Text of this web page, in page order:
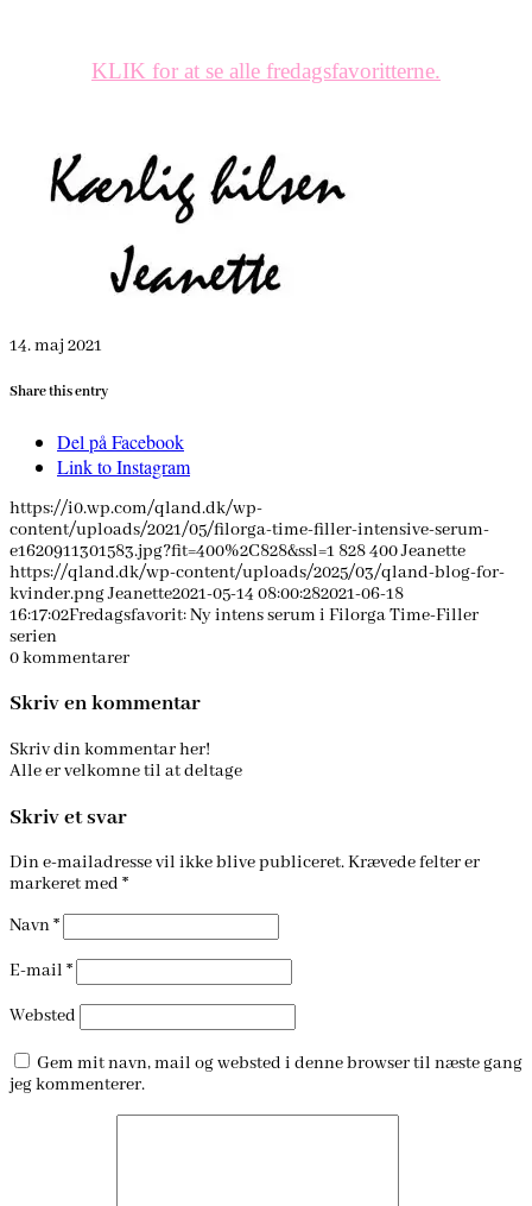
KLIK for at se alle fredagsfavoritterne.
14. maj 2021
Share this entry
Del på Facebook
Link to Instagram
https://i0.wp.com/qland.dk/wp-
content/uploads/2021/05/filorga-time-filler-intensive-serum-
e1620911301583.jpg?fit=400%2C828&ssl=1 828400Jeanette
https://qland.dk/wp-content/uploads/2025/03/qland-blog-for-
kvinder.pngJeanette2021-05-14 08:00:282021-06-18
16:17:02Fredagsfavorit: Ny intens serum i Filorga Time-Filler
serien
0kommentarer
Skriv en kommentar
Skriv din kommentar her!
Alle er velkomne til at deltage
Skriv et svar
Din e-mailadresse vil ikke blive publiceret.Krævede felter er
markeret med *
Navn*
E-mail *
Websted
Gem mit navn, mail og websted i denne browser til næste gang
jeg kommenterer.